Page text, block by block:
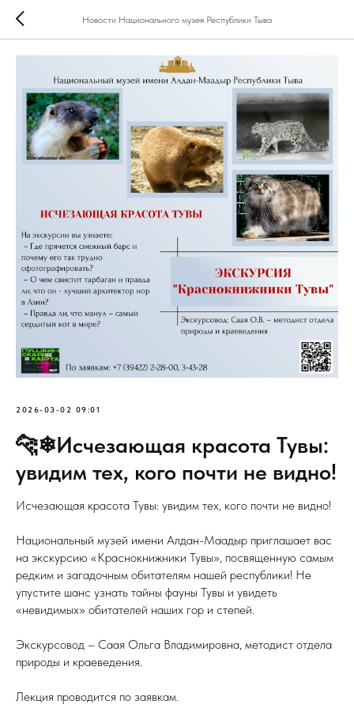
Новости Национального музея Республики Тыва
2026-03-02 09:01
🐆❄Исчезающая красота Тувы:
увидим тех, кого почти не видно!
Исчезающая красота Тувы: увидим тех, кого почти не видно!
Национальный музей имени Алдан-Маадыр приглашает вас
на экскурсию «Краснокнижники Тувы», посвященную самым
редким и загадочным обитателям нашей республики! Не
упустите шанс узнать тайны фауны Тувы и увидеть
«невидимых» обитателей наших гор и степей.
Экскурсовод – Саая Ольга Владимировна, методист отдела
природы и краеведения.
Лекция проводится по заявкам.